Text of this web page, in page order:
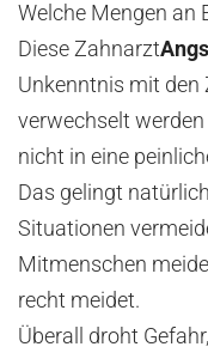
Welche Mengen an
Diese Zahnarzt
Unkenntnis mit den
verwechselt
nicht in eine
Das gelingt
Situationen
Mitmenschen
recht meidet.
Überall droht